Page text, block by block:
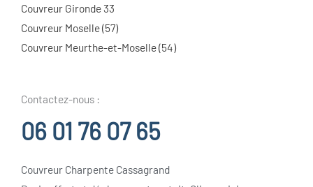
Couvreur Gironde 33
Couvreur Moselle (57)
Couvreur Meurthe-et-Moselle (54)
Contactez-nous :
06 01 76 07 65
Couvreur Charpente Cassagrand